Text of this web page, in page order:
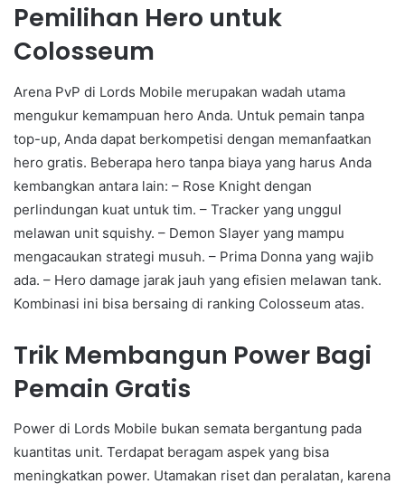
Pemilihan Hero untuk
Colosseum
Arena PvP di Lords Mobile merupakan wadah utama
mengukur kemampuan hero Anda. Untuk pemain tanpa
top-up, Anda dapat berkompetisi dengan memanfaatkan
hero gratis. Beberapa hero tanpa biaya yang harus Anda
kembangkan antara lain: – Rose Knight dengan
perlindungan kuat untuk tim. – Tracker yang unggul
melawan unit squishy. – Demon Slayer yang mampu
mengacaukan strategi musuh. – Prima Donna yang wajib
ada. – Hero damage jarak jauh yang efisien melawan tank.
Kombinasi ini bisa bersaing di ranking Colosseum atas.
Trik Membangun Power Bagi
Pemain Gratis
Power di Lords Mobile bukan semata bergantung pada
kuantitas unit. Terdapat beragam aspek yang bisa
meningkatkan power. Utamakan riset dan peralatan, karena